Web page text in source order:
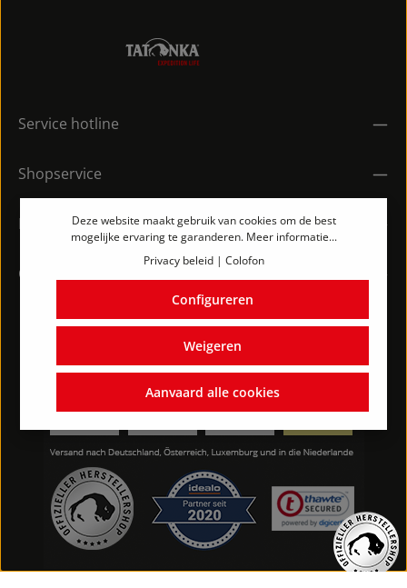
Service hotline
Shopservice
Informatie
Contact
Deze website maakt gebruik van cookies om de best
mogelijke ervaring te garanderen. Meer informatie...
Privacy beleid| Colofon
Weigeren
Configureren
Aanvaard alle cookies